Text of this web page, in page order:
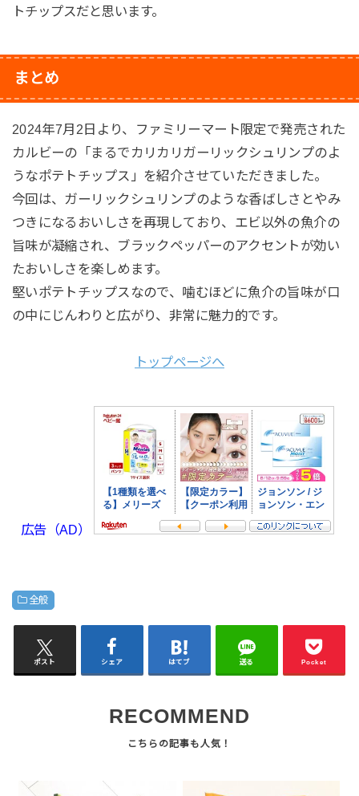
トチップスだと思います。
まとめ
2024年7月2日より、ファミリーマート限定で発売された
カルビーの「まるでカリカリガーリックシュリンプのよ
うなポテトチップス」を紹介させていただきました。
今回は、ガーリックシュリンプのような香ばしさとやみ
つきになるおいしさを再現しており、エビ以外の魚介の
旨味が凝縮され、ブラックペッパーのアクセントが効い
たおいしさを楽しめます。
堅いポテトチップスなので、噛むほどに魚介の旨味が口
の中にじんわりと広がり、非常に魅力的です。
トップページへ
広告（AD）
全般
ポスト シェア はてブ 送る Pocket
RECOMMEND